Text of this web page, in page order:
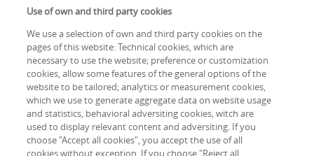
El resto de formaciones, está dirigida a estudiantes, alumnos,
institución de I+D+i española, adscrita a la licencia nacional de
WoS o Scopus.
ACCESO AL CALENDARIO DE FORMACIÓN
2022
Fecha
Mié, 26/01/2022 - 16:30
Use of own and third party cookies
We use a selection of own and third party cookies on the
pages of this website: Technical cookies, which are
necessary to use the website; preference or customization
cookies, allow some features of the general options of the
website to be tailored; analytics or measurement cookies,
which we use to generate aggregate data on website usage
and statistics, behavioral adversiting cookies, witch are
used to display relevant content and adversiting. If you
choose "Accept all cookies", you accept the use of all
cookies without exception. If you choose "Reject all